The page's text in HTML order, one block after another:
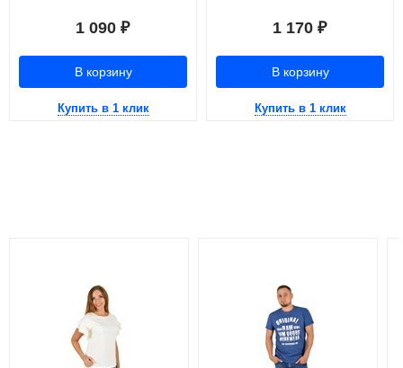
1 090 ₽
В корзину
Купить в 1 клик
1 170 ₽
В корзину
Купить в 1 клик